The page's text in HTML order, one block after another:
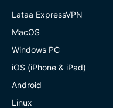
Lataa ExpressVPN
MacOS
Windows PC
iOS (iPhone & iPad)
Android
Linux